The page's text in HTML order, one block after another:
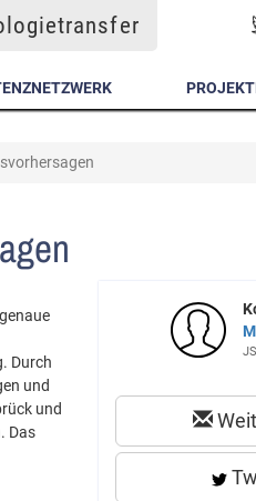
Durch
und
und
Das